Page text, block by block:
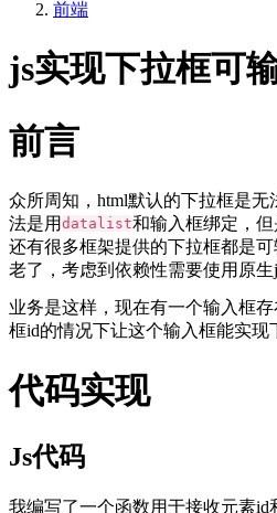
前端
js实现下拉框可
前言
众所周知，html默认的下拉框是
法是用 datalist和输入框绑定，
还有很多框架提供的下拉框都是
老了，考虑到依赖性需要使用原生
业务是这样，现在有一个输入框
框id的情况下让这个输入框能实现
代码实现
Js代码
我编写了一个函数用于接收元素id